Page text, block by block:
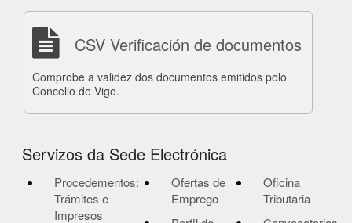
CSV Verificación de documentos
Comprobe a validez dos documentos emitidos polo
Concello de Vigo.
Servizos da Sede Electrónica
Procedementos:
Trámites e
Impresos
Ofertas de
Emprego
Oficina
Tributaria